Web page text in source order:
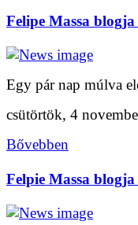
Felipe Massa
Egy pár nap múlva
csütörtök, 4
Bővebben
Felpie Massa